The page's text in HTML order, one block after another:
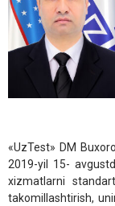
«UzTest» DM
2019-yil 15-
xizmatlarni
takomillashtirish,